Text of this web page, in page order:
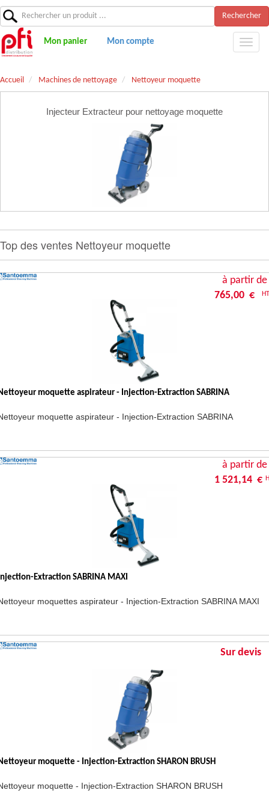
Rechercher
Mon panier Mon compte
Accueil Machines de nettoyage Nettoyeur moquette
Injecteur Extracteur pour nettoyage moquette
Top des ventes Nettoyeur moquette
à partir de
765,00 €
HT
moquette aspirateur - Injection-Extraction SABRINA
moquette aspirateur - Injection-Extraction SABRINA
à partir de
1 521,14 €
Extraction SABRINA MAXI
moquettes aspirateur - Injection-Extraction SABRINA MAXI
Sur devis
moquette - Injection-Extraction SHARON BRUSH
moquette - Injection-Extraction SHARON BRUSH